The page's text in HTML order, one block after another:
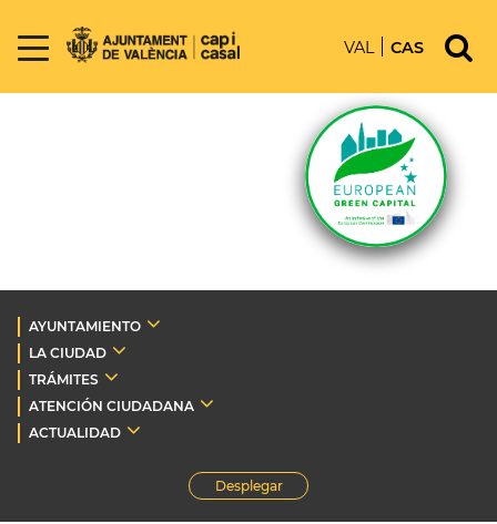
VAL CAS
AYUNTAMIENTO
LA CIUDAD
TRÁMITES
ATENCIÓN CIUDADANA
ACTUALIDAD
Desplegar